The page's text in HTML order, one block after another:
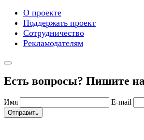
О проекте
Поддержать проект
Сотрудничество
Рекламодателям
Есть вопросы? Пишите
Имя E-mail